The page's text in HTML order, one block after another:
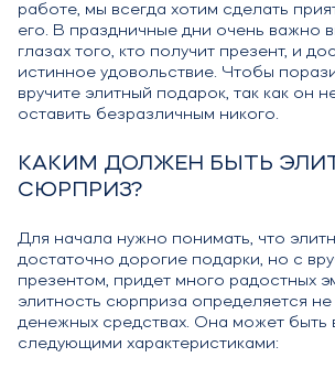
работе, мы всегда хотим сделать
его. В праздничные дни очень важно
глазах того, кто получит презент, и
истинное удовольствие. Чтобы
вручите элитный подарок, так как он
оставить безразличным никого.
КАКИМ ДОЛЖЕН БЫТЬ
СЮРПРИЗ?
Для начала нужно понимать, что
достаточно дорогие подарки, но с
презентом, придет много радостных
элитность сюрприза определяется не
денежных средствах. Она может быть
следующими характеристиками: